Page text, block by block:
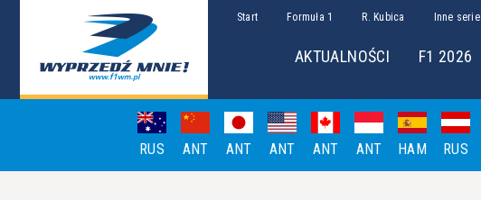
Start Formuła 1 R. Kubica Inne serie
AKTUALNOŚCI F1 2026
RUS ANT ANT ANT ANT ANT HAM RUS